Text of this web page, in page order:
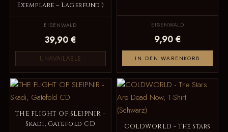
Exemplare – Lagerfund!)
EISENWALD
39,90 €
UNAVAILABLE
EISENWALD
9,90 €
IN DEN WARENKORB
THE FLIGHT OF SLEIPNIR -
Skadi, Gatefold CD
COLDWORLD - The Stars